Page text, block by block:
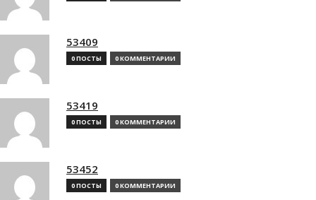
53409
0 ПОСТЫ 0 КОММЕНТАРИИ
53419
0 ПОСТЫ 0 КОММЕНТАРИИ
53452
0 ПОСТЫ 0 КОММЕНТАРИИ